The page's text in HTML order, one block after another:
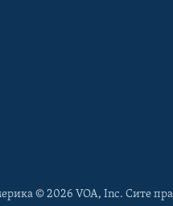
© 2026 VOA, Inc. Сите